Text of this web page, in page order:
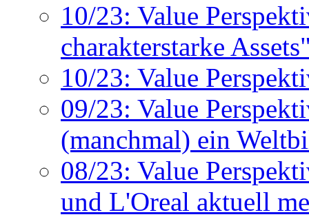
10/23: Value
charakterstarke
10/23: Value
09/23: Value
(manchmal) ein
08/23: Value
und L'Oreal aktuell